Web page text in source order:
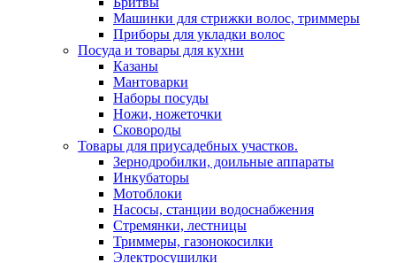
Машинки для стрижки волос, триммеры
Приборы для укладки волос
Посуда и товары для кухни
Казаны
Мантоварки
Наборы посуды
Ножи, ножеточки
Сковороды
Товары для приусадебных участков.
Зернодробилки, доильные аппараты
Инкубаторы
Мотоблоки
Насосы, станции водоснабжения
Стремянки, лестницы
Триммеры, газонокосилки
Электросушилки